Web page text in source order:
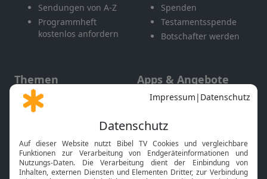
Sendungen von A-Z
Programmheft
kostenlos anfordern
Spenden
Testamentsspende
Botschafter werden
Themen
Gott und Bibel erklärt
Neuigkeiten
Apps & Angebote
Mobile App
Smart TV
HbbTV